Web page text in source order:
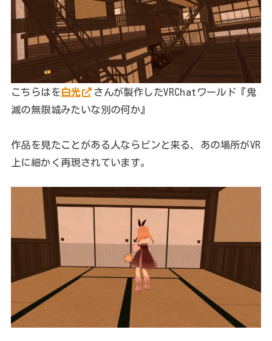
こちらはを白光
さんが製作したVRChatワールド『鬼
滅の無限城みたいな別の何か』
作品を見たことがある人ならピンと来る、あの場所がVR
上に細かく再現されています。